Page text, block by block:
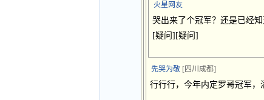
火星网友
哭出来了个冠军？还是已经
[疑问][疑问]
先哭为敬 [四川成都]
行行行，今年内定罗哥冠军，